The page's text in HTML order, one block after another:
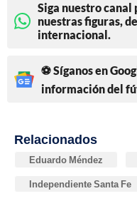
Siga nuestro
nuestras figuras,
internacional.
⚽ Síganos en
información del
Relacionados
Eduardo Méndez
Independiente Santa Fe